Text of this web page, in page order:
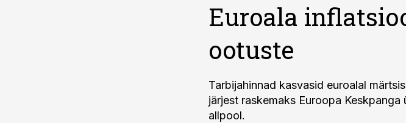
Euroala
ootuste
Tarbijahinnad kasvasid euroalal
järjest raskemaks Euroopa
allpool.